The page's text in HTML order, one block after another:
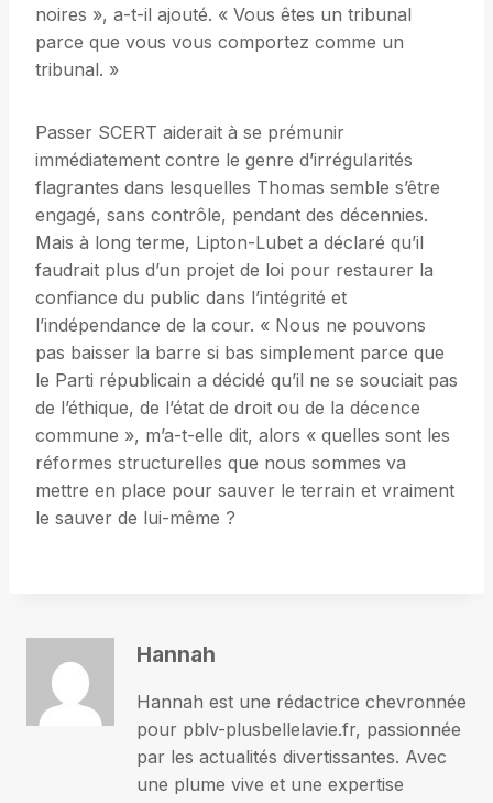
noires », a-t-il ajouté. « Vous êtes un tribunal
parce que vous vous comportez comme un
tribunal. »
Passer SCERT aiderait à se prémunir
immédiatement contre le genre d’irrégularités
flagrantes dans lesquelles Thomas semble s’être
engagé, sans contrôle, pendant des décennies.
Mais à long terme, Lipton-Lubet a déclaré qu’il
faudrait plus d’un projet de loi pour restaurer la
confiance du public dans l’intégrité et
l’indépendance de la cour. « Nous ne pouvons
pas baisser la barre si bas simplement parce que
le Parti républicain a décidé qu’il ne se souciait pas
de l’éthique, de l’état de droit ou de la décence
commune », m’a-t-elle dit, alors « quelles sont les
réformes structurelles que nous sommes va
mettre en place pour sauver le terrain et vraiment
le sauver de lui-même ?
Hannah
Hannah est une rédactrice chevronnée
pour pblv-plusbellelavie.fr, passionnée
par les actualités divertissantes. Avec
une plume vive et une expertise